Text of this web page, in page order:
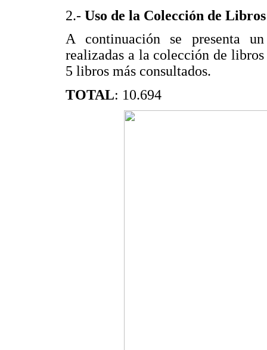
2.- Uso de la Colección de
A continuación se presenta
realizadas a la colección de
5 libros más consultados.
TOTAL: 10.694